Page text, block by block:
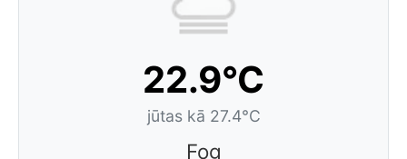
22.9°C
jūtas kā 27.4°C
Fog